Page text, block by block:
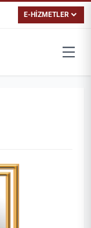
E-HİZMETLER